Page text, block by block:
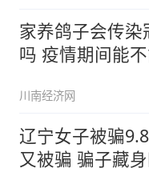
家养鸽子会传染
吗 疫情期间能
川南经济网
辽宁女子被骗
又被骗 骗子